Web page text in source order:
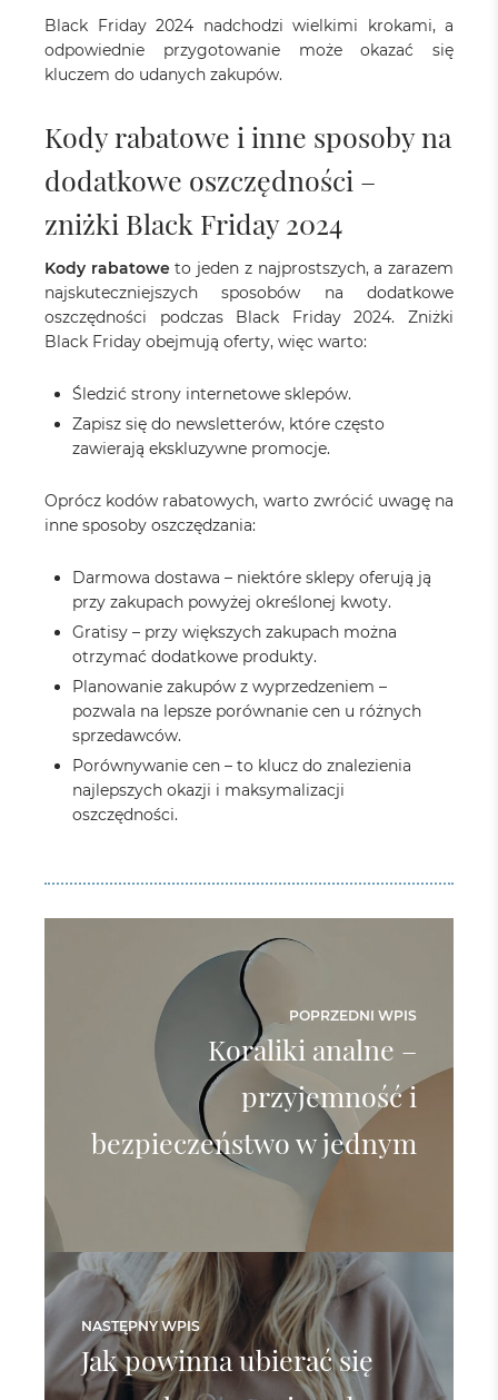
Black Friday 2024 nadchodzi wielkimi krokami, a
odpowiednie przygotowanie może okazać się
kluczem do udanych zakupów.
Kody rabatowe i inne sposoby na
dodatkowe oszczędności –
zniżki Black Friday 2024
Kody rabatoweto jeden z najprostszych, a zarazem
najskuteczniejszych sposobów na dodatkowe
oszczędności podczas Black Friday 2024. Zniżki
Black Friday obejmują oferty, więc warto:
Śledzić strony internetowe sklepów.
Zapisz się do newsletterów, które często
zawierają ekskluzywne promocje.
Oprócz kodów rabatowych, warto zwrócić uwagę na
inne sposoby oszczędzania:
Darmowa dostawa – niektóre sklepy oferują ją
przy zakupach powyżej określonej kwoty.
Gratisy – przy większych zakupach można
otrzymać dodatkowe produkty.
Planowanie zakupów z wyprzedzeniem –
pozwala na lepsze porównanie cen u różnych
sprzedawców.
Porównywanie cen – to klucz do znalezienia
najlepszych okazji i maksymalizacji
oszczędności.
POPRZEDNI WPIS
Koraliki analne –
przyjemność i
bezpieczeństwo w jednym
NASTĘPNY WPIS
Jak powinna ubierać się